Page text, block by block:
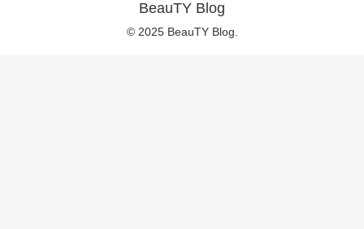
BeauTY Blog
© 2025 BeauTY Blog.